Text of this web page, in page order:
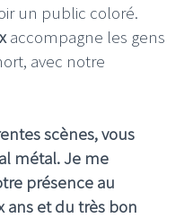
un public coloré.
accompagne les gens
avec notre
scènes, vous
métal. Je me
présence au
ans et du très bon